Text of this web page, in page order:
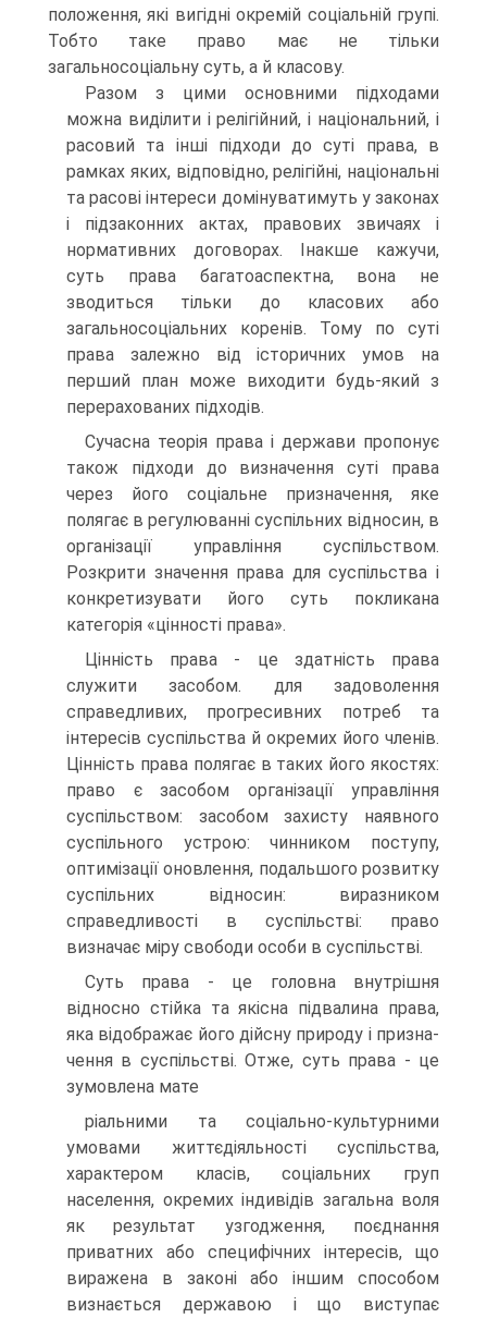
положення, які вигідні окремій соціальній групі.
Тобто таке право має не тільки
загальносоціальну суть, а й класову.
Разом з цими основними підходами
можна виділити і релі­гійний, і національний, і
расовий та інші підходи до суті пра­ва, в
рамках яких, відповідно, релігійні, національні
та расові інтереси домінуватимуть у законах
і підзаконних актах, пра­вових звичаях і
нормативних договорах. Інакше кажучи,
суть права багатоаспектна, вона не
зводиться тільки до класових або
загальносоціальних коренів. Тому по суті
права залежно від історичних умов на
перший план може виходити будь-який з
перерахованих підходів.
Сучасна теорія права і держави пропонує
також підходи до визначення суті права
через його соціальне призначення, яке
полягає в регулюванні суспільних відносин, в
організації управління суспільством.
Розкрити значення права для суспіль­ства і
конкретизувати його суть покликана
категорія «цінності права».
Цінність права - це здатність права
служити засо­бом. для задоволення
справедливих, прогресивних потреб та
інтересів суспільства й окремих його членів.
Цінність права полягає в таких його якостях:
право є засобом організації управління
суспільством: засобом захисту наявного
суспільного устрою: чинником поступу,
оптимізації оновлення, подальшого розвитку
суспільних відносин: виразником
справедливості в сус­пільстві: право
визначає міру свободи особи в суспільстві.
Суть права - це головна внутрішня
відносно стійка та якісна підвалина права,
яка відображає його дійсну природу і призна­
чення в суспільстві. Отже, суть права - це
зумовлена мате­
ріальними та соціально-культурними
умовами життє­діяльності суспільства,
характером класів, соціальних груп
населення, окремих індивідів загальна воля
як ре­зультат узгодження, поєднання
приватних або специфіч­них інтересів, що
виражена в законі або іншим способом
визнається державою і що виступає